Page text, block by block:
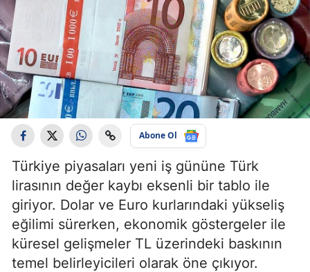
Abone Ol
Türkiye piyasaları yeni iş gününe Türk
lirasının değer kaybı eksenli bir tablo ile
giriyor. Dolar ve Euro kurlarındaki yükseliş
eğilimi sürerken, ekonomik göstergeler ile
küresel gelişmeler TL üzerindeki baskının
temel belirleyicileri olarak öne çıkıyor.